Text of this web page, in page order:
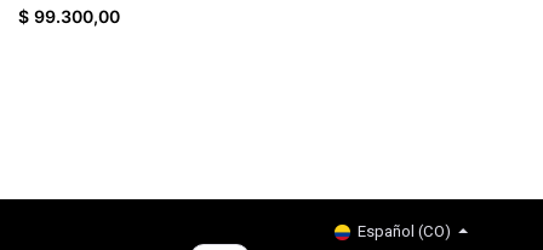
$ 99.300,00
Español (CO)